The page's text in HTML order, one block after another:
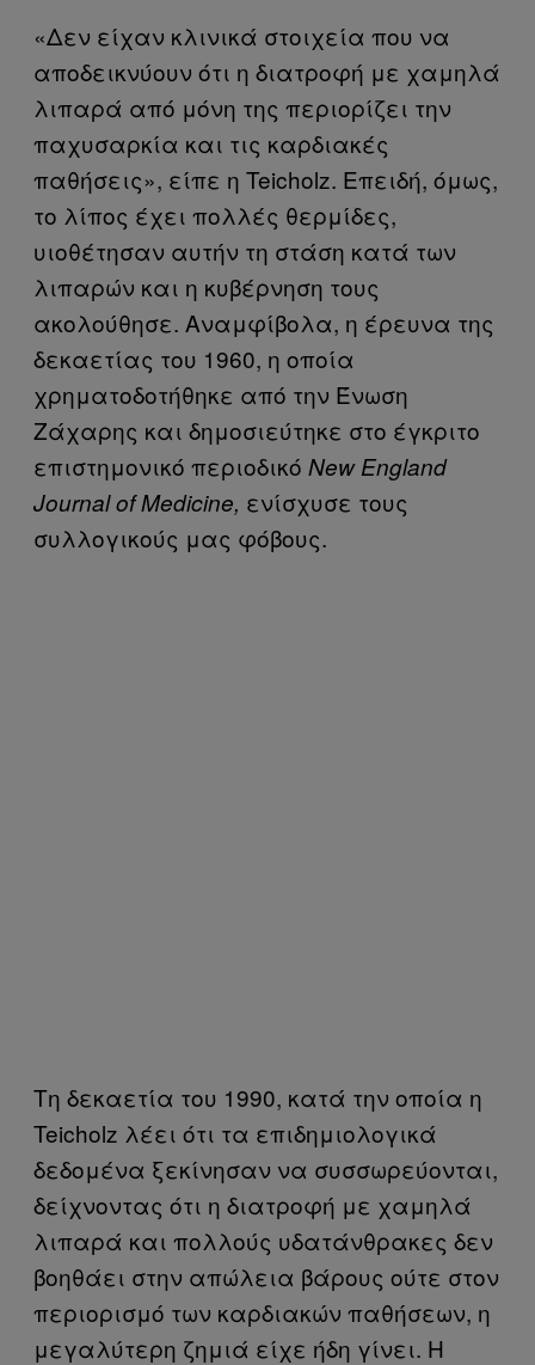
«Δεν είχαν κλινικά στοιχεία που να
αποδεικνύουν ότι η διατροφή με χαμηλά
λιπαρά από μόνη της περιορίζει την
παχυσαρκία και τις καρδιακές
παθήσεις», είπε η Teicholz. Επειδή, όμως,
το λίπος έχει πολλές θερμίδες,
υιοθέτησαν αυτήν τη στάση κατά των
λιπαρών και η κυβέρνηση τους
ακολούθησε. Αναμφίβολα, η έρευνα της
δεκαετίας του 1960, η οποία
χρηματοδοτήθηκε από την Ένωση
Ζάχαρης και δημοσιεύτηκε στο έγκριτο
επιστημονικό περιοδικό New England
Journal of Medicine, ενίσχυσε τους
συλλογικούς μας φόβους.
Τη δεκαετία του 1990, κατά την οποία η
Teicholz λέει ότι τα επιδημιολογικά
δεδομένα ξεκίνησαν να συσσωρεύονται,
δείχνοντας ότι η διατροφή με χαμηλά
λιπαρά και πολλούς υδατάνθρακες δεν
βοηθάει στην απώλεια βάρους ούτε στον
περιορισμό των καρδιακών παθήσεων, η
μεγαλύτερη ζημιά είχε ήδη γίνει. Η